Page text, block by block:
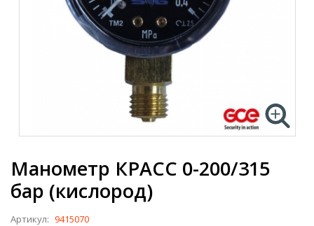
Манометр КРАСС 0-200/315
бар (кислород)
Артикул: 9415070